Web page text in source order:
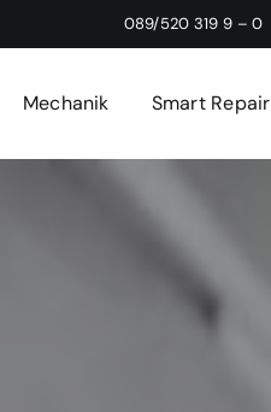
089/520 319 9 – 0
Mechanik Smart Repair